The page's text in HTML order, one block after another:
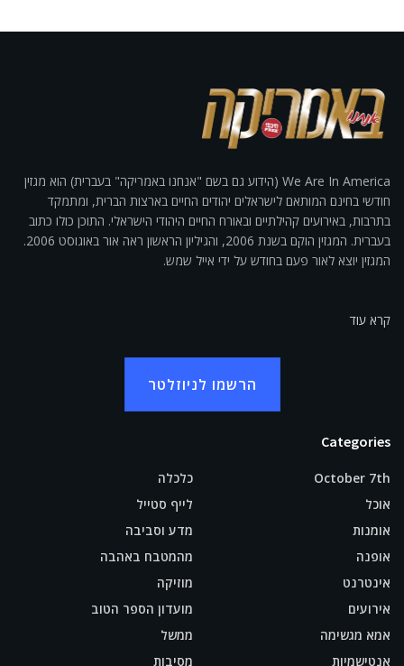
We Are In America (הידוע גם בשם "אנחנו באמריקה" בעברית) הוא מגזין
חודשי בחינם המותאם לישראלים יהודים החיים בארצות הברית, ומתמקד
בתרבות, באירועים קהילתיים ובאורח החיים היהודי הישראלי. התוכן כולו כתוב
בעברית. המגזין הוקם בשנת 2006, והגיליון הראשון ראה אור באוגוסט 2006.
המגזין יוצא לאור פעם בחודש על ידי אייל שמש.
קרא עוד
הרשמו לניוזלטר
Categories
October 7th
אוכל
אומנות
אופנה
אינטרנט
אירועים
אמא מגשימה
אנטישמיות
כלכלה
לייף סטייל
מדע וסביבה
מהמטבח באהבה
מוזיקה
מועדון הספר הטוב
ממשל
מסיבות